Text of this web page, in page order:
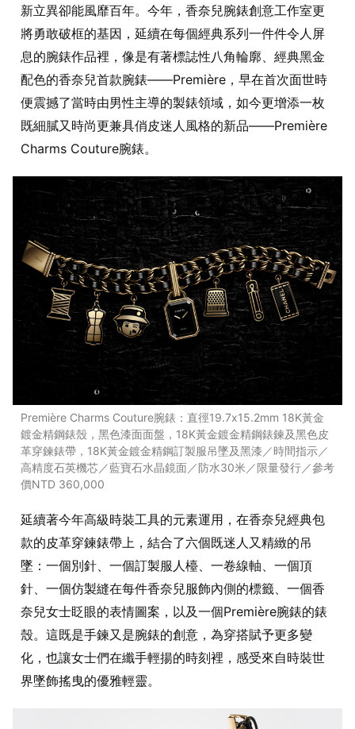
新立異卻能風靡百年。今年，香奈兒腕錶創意工作室更
將勇敢破框的基因，延續在每個經典系列一件件令人屏
息的腕錶作品裡，像是有著標誌性八角輪廓、經典黑金
配色的香奈兒首款腕錶——Première，早在首次面世時
便震撼了當時由男性主導的製錶領域，如今更增添一枚
既細膩又時尚更兼具俏皮迷人風格的新品——Première
Charms Couture腕錶。
Première Charms Couture腕錶：直徑19.7x15.2mm 18K黃金
鍍金精鋼錶殼，黑色漆面面盤，18K黃金鍍金精鋼錶鍊及黑色皮
革穿鍊錶帶，18K黃金鍍金精鋼訂製服吊墜及黑漆／時間指示／
高精度石英機芯／藍寶石水晶鏡面／防水30米／限量發行／參考
價NTD 360,000
延續著今年高級時裝工具的元素運用，在香奈兒經典包
款的皮革穿鍊錶帶上，結合了六個既迷人又精緻的吊
墜：一個別針、一個訂製服人檯、一卷線軸、一個頂
針、一個仿製縫在每件香奈兒服飾內側的標籤、一個香
奈兒女士眨眼的表情圖案，以及一個Première腕錶的錶
殼。這既是手鍊又是腕錶的創意，為穿搭賦予更多變
化，也讓女士們在纖手輕揚的時刻裡，感受來自時裝世
界墜飾搖曳的優雅輕靈。